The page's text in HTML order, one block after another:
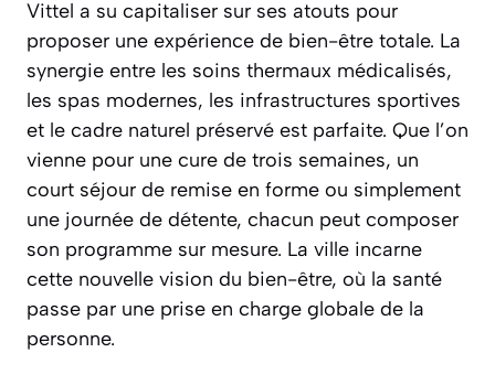
Vittel a su capitaliser sur ses atouts pour
proposer une expérience de bien-être totale. La
synergie entre les soins thermaux médicalisés,
les spas modernes, les infrastructures sportives
et le cadre naturel préservé est parfaite. Que l’on
vienne pour une cure de trois semaines, un
court séjour de remise en forme ou simplement
une journée de détente, chacun peut composer
son programme sur mesure. La ville incarne
cette nouvelle vision du bien-être, où la santé
passe par une prise en charge globale de la
personne.